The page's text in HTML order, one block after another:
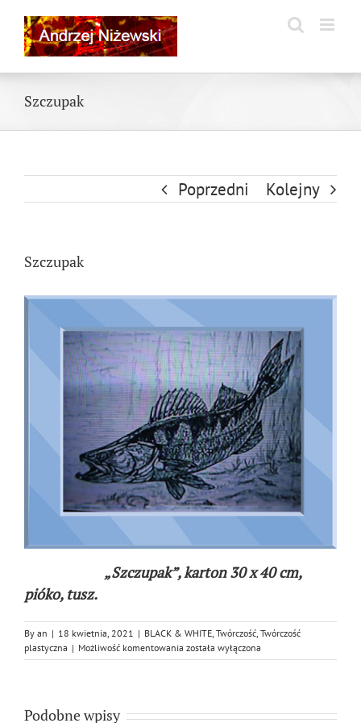
Skip
content
Szczupak
Poprzedni Kolejny
Szczupak
„Szczupak”, karton 30 x 40 cm,
pióko, tusz.
By an | 18 kwietnia, 2021 | BLACK & WHITE, Twórczość, Twórczość
plastyczna | Możliwość komentowania Szczupak
została wyłączona
Podobne wpisy